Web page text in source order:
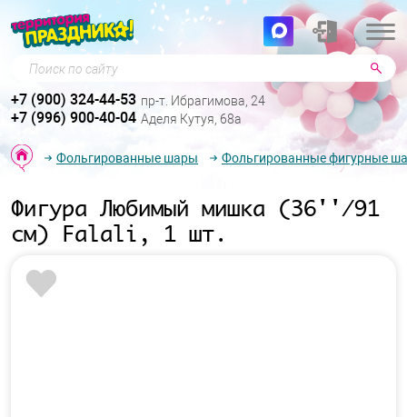
Поиск по сайту
+7 (900) 324-44-53 пр-т. Ибрагимова, 24
+7 (996) 900-40-04 Аделя Кутуя, 68а
Фольгированные шары Фольгированные фигурные
Фигура Любимый мишка (36''/91
см) Falali, 1 шт.